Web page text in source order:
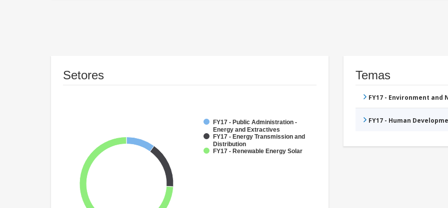
Setores
FY17 - Public Administration -
Energy and Extractives
FY17 - Energy Transmission and
Distribution
FY17 - Renewable Energy Solar
Temas
FY17 - Environment
FY17 - Human